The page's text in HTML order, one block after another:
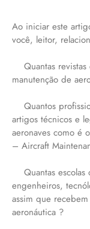
Ao iniciar este
você, leitor,
Quantas revistas
manutenção de
Quantos
artigos técnicos e
aeronaves como é
– Aircraft
Quantas escolas
engenheiros,
assim que
aeronáutica ?